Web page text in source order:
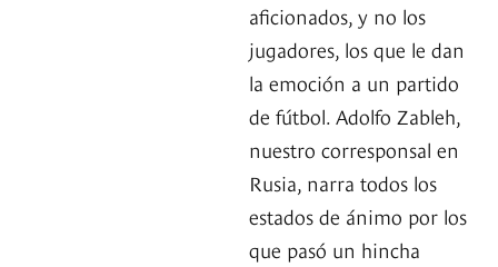
aficionados, y no los
jugadores, los que le dan
la emoción a un partido
de fútbol. Adolfo Zableh,
nuestro corresponsal en
Rusia, narra todos los
estados de ánimo por los
que pasó un hincha